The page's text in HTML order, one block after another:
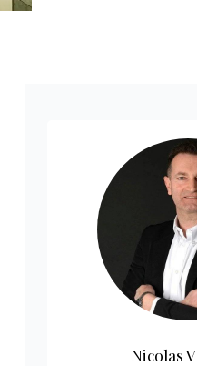
Nicolas